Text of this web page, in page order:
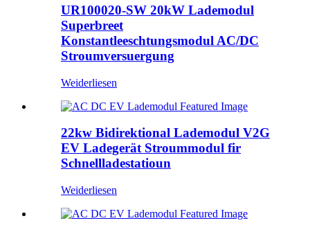
UR100020-SW 20kW Lademodul
Superbreet
Konstantleeschtungsmodul AC/DC
Stroumversuergung
Weiderliesen
22kw Bidirektional Lademodul V2G
EV Ladegerät Stroummodul fir
Schnellladestatioun
Weiderliesen